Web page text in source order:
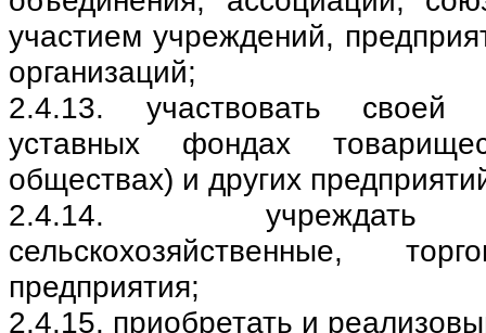
участием учреждений,
организаций;
2.4.13. участвовать своей
уставных фондах
обществах) и других
2.4.14. учреждать
сельскохозяйственные,
предприятия;
2.4.15. приобретать и